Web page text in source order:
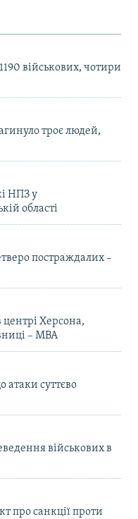
військових, чотири
троє людей,
НПЗ у
області
постраждалих –
Херсона,
– МВА
атаки суттєво
військових в
про санкції проти